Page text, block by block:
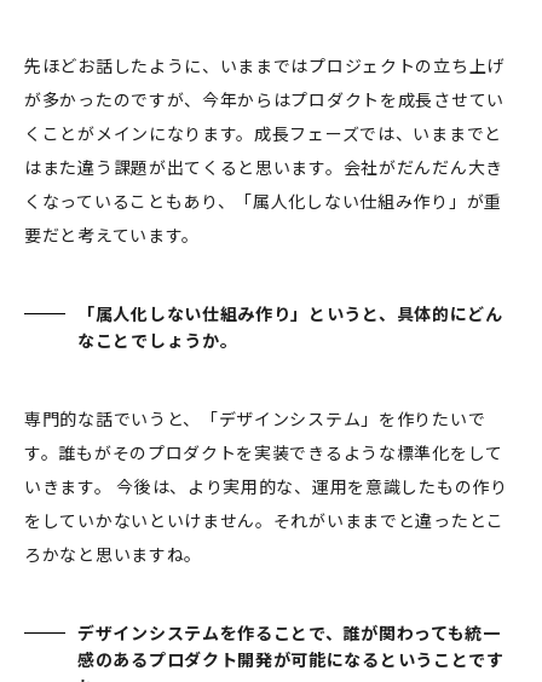
先ほどお話したように、いままではプロジェクトの立ち上げ
が多かったのですが、今年からはプロダクトを成長させてい
くことがメインになります。成長フェーズでは、いままでと
はまた違う課題が出てくると思います。会社がだんだん大き
くなっていることもあり、「属人化しない仕組み作り」が重
要だと考えています。
「属人化しない仕組み作り」というと、具体的にどん
なことでしょうか。
専門的な話でいうと、「デザインシステム」を作りたいで
す。誰もがそのプロダクトを実装できるような標準化をして
いきます。 今後は、より実用的な、運用を意識したもの作り
をしていかないといけません。それがいままでと違ったとこ
ろかなと思いますね。
デザインシステムを作ることで、誰が関わっても統一
感のあるプロダクト開発が可能になるということです